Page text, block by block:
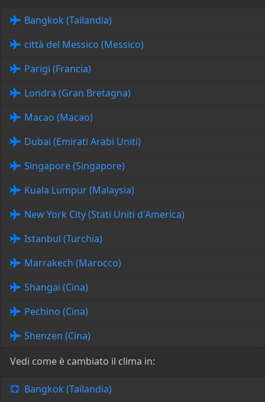
Bangkok (Tailandia)
città del Messico (Messico)
Parigi (Francia)
Londra (Gran Bretagna)
Macao (Macao)
Dubai (Emirati Arabi Uniti)
Singapore (Singapore)
Kuala Lumpur (Malaysia)
New York City (Stati Uniti d'America)
Istanbul (Turchia)
Marrakech (Marocco)
Shangai (Cina)
Pechino (Cina)
Shenzen (Cina)
Vedi come è cambiato il clima in:
Bangkok (Tailandia)